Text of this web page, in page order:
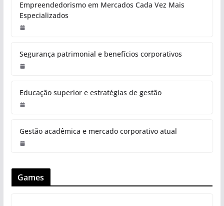
Empreendedorismo em Mercados Cada Vez Mais
Especializados
Segurança patrimonial e benefícios corporativos
Educação superior e estratégias de gestão
Gestão acadêmica e mercado corporativo atual
Games